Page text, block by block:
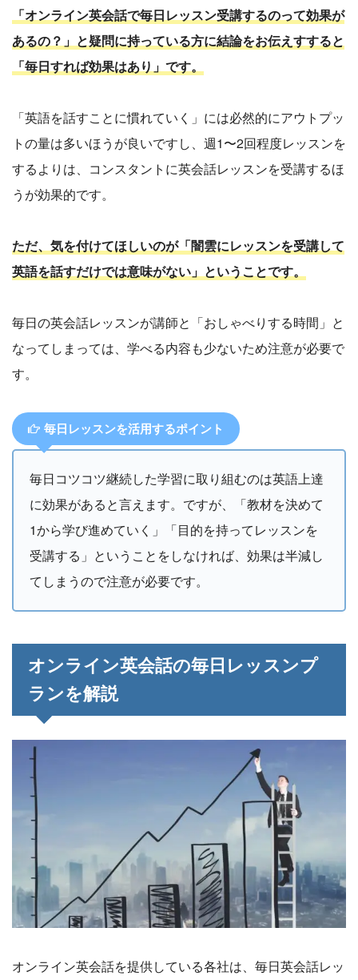
「オンライン英会話で毎日レッスン受講するのって効果が
あるの？」と疑問に持っている方に結論をお伝えすすると
「毎日すれば効果はあり」です。
「英語を話すことに慣れていく」には必然的にアウトプッ
トの量は多いほうが良いですし、週1〜2回程度レッスンを
するよりは、コンスタントに英会話レッスンを受講するほ
うが効果的です。
ただ、気を付けてほしいのが「闇雲にレッスンを受講して
英語を話すだけでは意味がない」ということです。
毎日の英会話レッスンが講師と「おしゃべりする時間」と
なってしまっては、学べる内容も少ないため注意が必要で
す。
毎日レッスンを活用するポイント
毎日コツコツ継続した学習に取り組むのは英語上達
に効果があると言えます。ですが、「教材を決めて
1から学び進めていく」「目的を持ってレッスンを
受講する」ということをしなければ、効果は半減し
てしまうので注意が必要です。
オンライン英会話の毎日レッスンプ
ランを解説
オンライン英会話を提供している各社は、毎日英会話レッ